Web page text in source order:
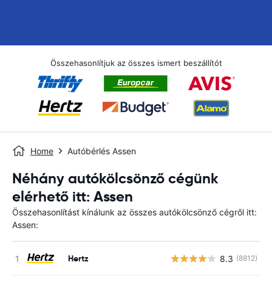
Összehasonlítjuk az összes ismert beszállítót
Home Autóbérlés Assen
Néhány autókölcsönző cégünk
elérhető itt: Assen
Összehasonlítást kínálunk az összes autókölcsönző cégről itt:
Assen:
Hertz 8.3 (8812)